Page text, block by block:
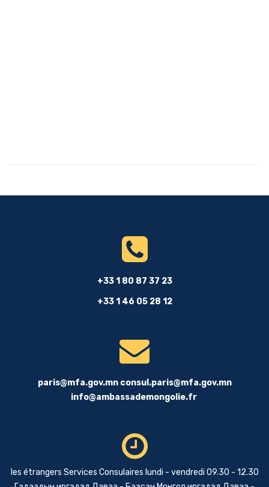
+33 1 80 87 37 23
+33 1 46 05 28 12
paris@mfa.gov.mn consul.paris@mfa.gov.mn
info@ambassademongolie.fr
les étrangers Services Consulaires lundi - vendredi 09.30 - 12.30